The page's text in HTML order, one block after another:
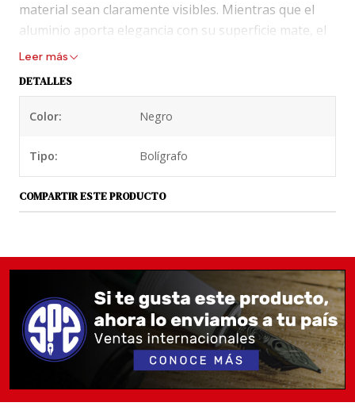
material sean claramente visibles. Mientras que el
aluminio aporta elegancia con su superficie mate, el
carbono destaca por sus fibras intrincadamente
carbono y un mecanismo de curva en forma de
corazón a juego con la pluma estilográfica de bolsillo.
Esto funciona de manera particularmente precisa y
silenciosa. Su longitud es de solo 10,5 cm y, por lo
tanto, es perfecta para llevar. El bolígrafo contiene
papel.
Utiliza repuestos estandarizados están disponibles
en negro y azul y en anchos de línea de 0,8 mm, 1,0
mm y 1,2 mm. También ofrecemos una mina roja de
1,0 mm.
Hay clips a juego de Kaweco para deslizar en los
Leer más
DETALLES
Color: Negro
Tipo: Bolígrafo
COMPARTIR ESTE PRODUCTO